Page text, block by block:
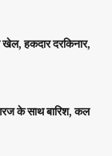
खेल, हकदार दरकिनार,
के साथ बारिश, कल